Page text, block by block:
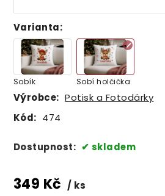
Varianta:
Sobík Sobí holčička
Výrobce: Potisk a Fotodárky
Kód: 474
Dostupnost: skladem
349 Kč ks